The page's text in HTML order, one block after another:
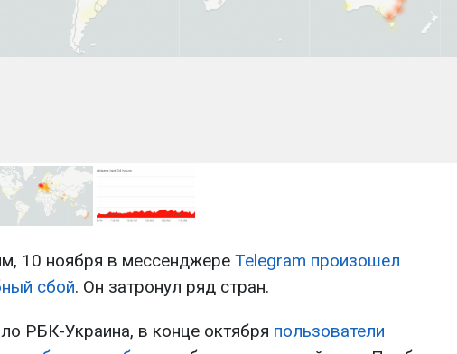
10 ноября в мессенджере Telegram произошел
сбой. Он затронул ряд стран.
РБК-Украина, в конце октября пользователи